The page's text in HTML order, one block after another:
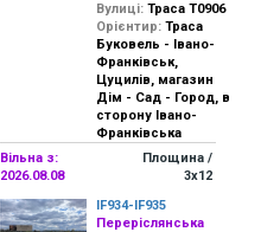
Вулиці: Траса Т0906
Орієнтир: Траса
Буковель - Івано-
Франківськ,
Цуцилів, магазин
Дім - Сад - Город, в
сторону Івано-
Франківська
Вільна з:
2026.08.08
Площина /
3х12
IF934-IF935
Переріслянська